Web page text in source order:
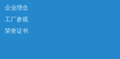
企业理念
工厂参观
荣誉证书